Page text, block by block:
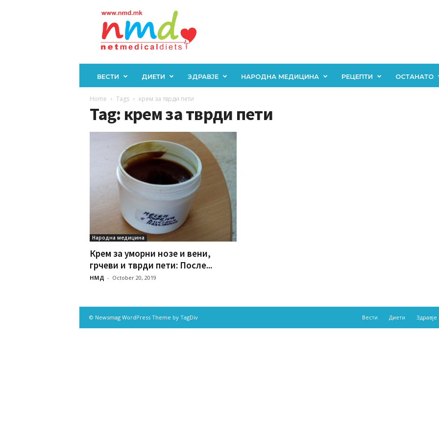
ВЕСТИ ДИЕТИ ЗДРАВЈЕ НАРОДНА МЕДИЦИНА РЕЦЕПТИ ОСТАНАТО
Home Tags крем за тврди пети
Tag: крем за тврди пети
Народна медицина
Крем за уморни нозе и вени,
грчеви и тврди пети: После...
НМД - October 20, 2019
Вести Диети Здравје
© Newsmag WordPress Theme by TagDiv